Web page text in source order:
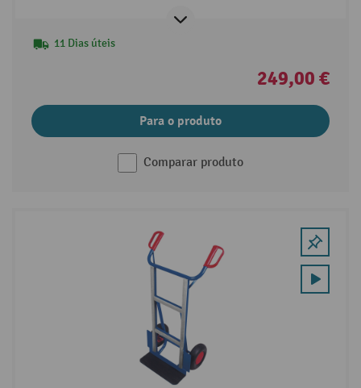
11 Dias úteis
249,00 €
Para o produto
Comparar produto